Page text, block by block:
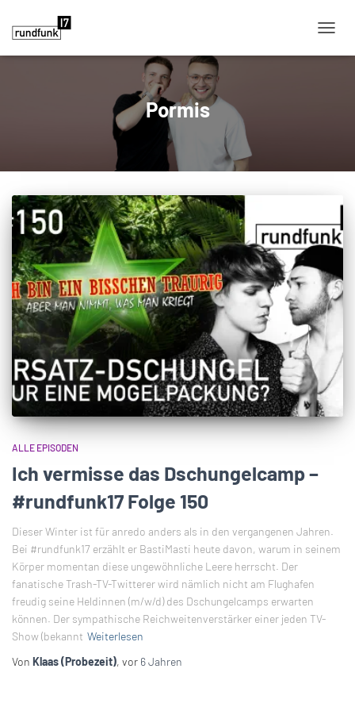
Pormis
ALLE EPISODEN
Ich vermisse das Dschungelcamp –
#rundfunk17 Folge 150
Dieser Winter ist für anredo anders als in den vergangenen Jahren.
Bei #rundfunk17 erzählt er BastiMasti heute davon, warum in seinem
Körper momentan diese ungewöhnliche Leere herrscht. Der
fanatische Trash-TV-Twitterer wird nämlich nicht am Flughafen
freudig seine Heldinnen (m/w/d) des Dschungelcamps erwarten
können. Der sympathische Reichweitenverstärker einer jeden TV-
Show (bekannt Weiterlesen
Von Klaas (Probezeit), vor 6 Jahren